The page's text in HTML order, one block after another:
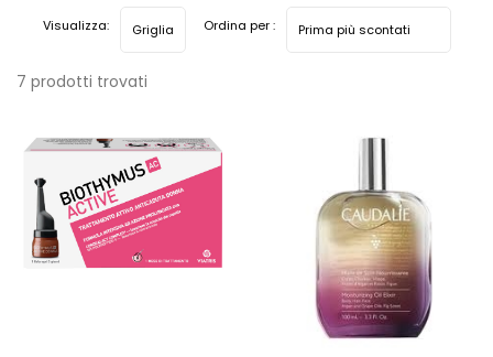
7 prodotti trovati
Visualizza: Ordina per :